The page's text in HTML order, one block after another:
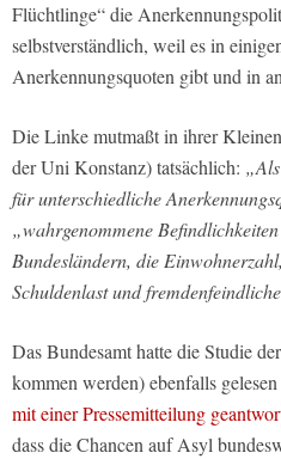
Flüchtlinge“die
selbstverständlich, weil es in
Anerkennungsquoten gibt und in
Die Linke mutmaßt in ihrer
der Uni Konstanz) tatsächlich:
für unterschiedliche
„wahrgenommene
Bundesländern, die
Schuldenlast und
Das Bundesamt hatte die Studie
kommen werden) ebenfalls
mit einer Pressemitteilung
dass die Chancen auf Asyl